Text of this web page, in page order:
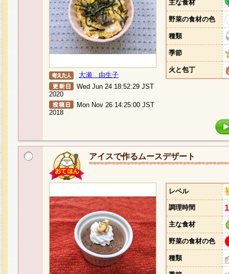
大瀬 由生子
Wed Jun 24 18:52:29 JST
2020
Mon Nov 26 14:25:00 JST
2018
主な食材
野菜の食材の色
種類
季節
火と包丁
アイスで作るムースデザート
レベル
調理時間
主な食材
野菜の食材の色
種類